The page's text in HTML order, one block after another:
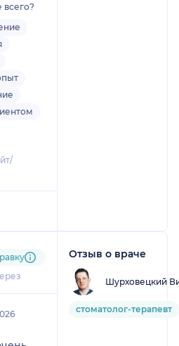
зубы
Отзыв о враче
Шурховецкий
стоматолог-терапевт